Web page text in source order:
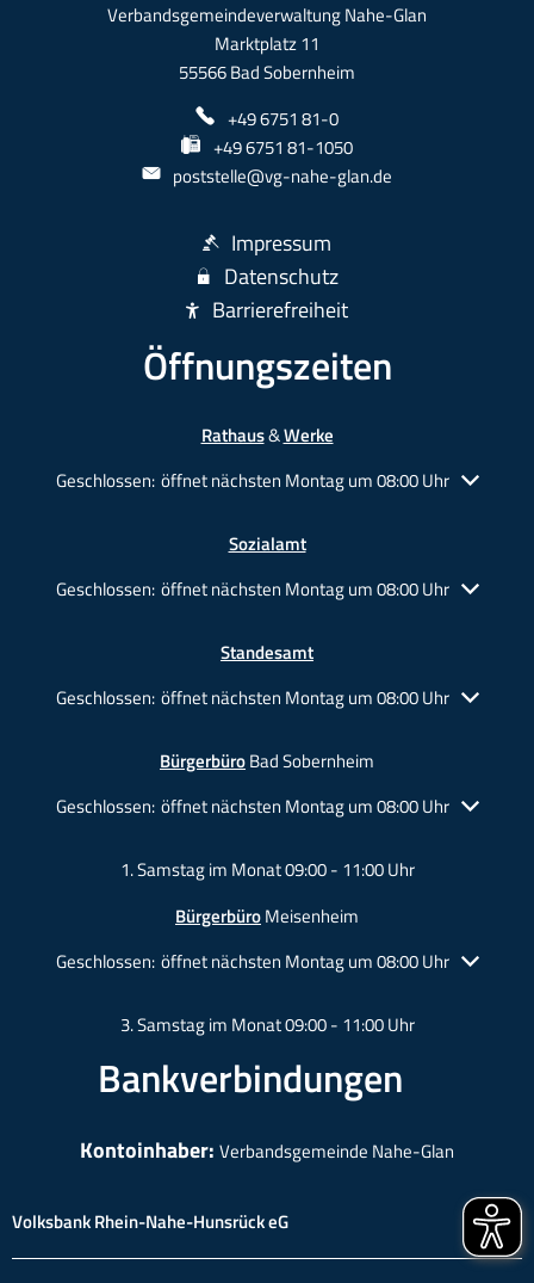
Verbandsgemeindeverwaltung Nahe-Glan
Marktplatz 11
55566 Bad Sobernheim
+49 6751 81-0
+49 6751 81-1050
poststelle@vg-nahe-glan.de
Impressum
Datenschutz
Barrierefreiheit
Öffnungszeiten
Rathaus&Werke
Klicken, um weitere Öffnungs- oder Schließzeiten
Geschlossen: öffnet nächsten Montag um 08:00 Uhr
Sozialamt
Klicken, um weitere Öffnungs- oder Schließzeiten
Geschlossen: öffnet nächsten Montag um 08:00 Uhr
Standesamt
Klicken, um weitere Öffnungs- oder Schließzeiten
Geschlossen: öffnet nächsten Montag um 08:00 Uhr
BürgerbüroBad Sobernheim
Klicken, um weitere Öffnungs- oder Schließzeiten
Geschlossen: öffnet nächsten Montag um 08:00 Uhr
1. Samstag im Monat 09:00 - 11:00 Uhr
BürgerbüroMeisenheim
Klicken, um weitere Öffnungs- oder Schließzeiten
Geschlossen: öffnet nächsten Montag um 08:00 Uhr
3. Samstag im Monat 09:00 - 11:00 Uhr
Bankverbindungen
Kontoinhaber: Verbandsgemeinde Nahe-Glan
Volksbank Rhein-Nahe-Hunsrück eG